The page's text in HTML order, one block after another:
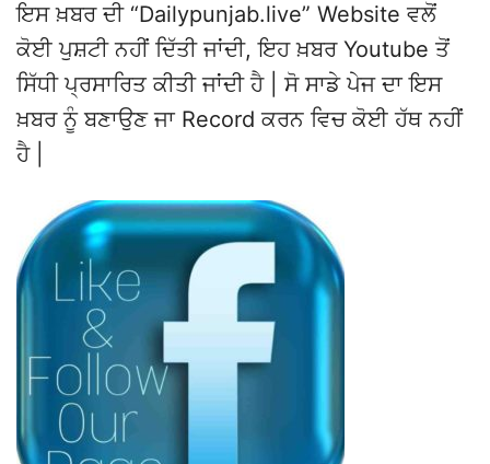
ਇਸ ਖ਼ਬਰ ਦੀ “Dailypunjab.live” Website ਵਲੋਂ
ਕੋਈ ਪੁਸ਼ਟੀ ਨਹੀਂ ਦਿੱਤੀ ਜਾਂਦੀ, ਇਹ ਖ਼ਬਰ Youtube ਤੋਂ
ਸਿੱਧੀ ਪ੍ਰਸਾਰਿਤ ਕੀਤੀ ਜਾਂਦੀ ਹੈ | ਸੋ ਸਾਡੇ ਪੇਜ ਦਾ ਇਸ
ਖ਼ਬਰ ਨੂੰ ਬਣਾਉਣ ਜਾ Record ਕਰਨ ਵਿਚ ਕੋਈ ਹੱਥ ਨਹੀਂ
ਹੈ |